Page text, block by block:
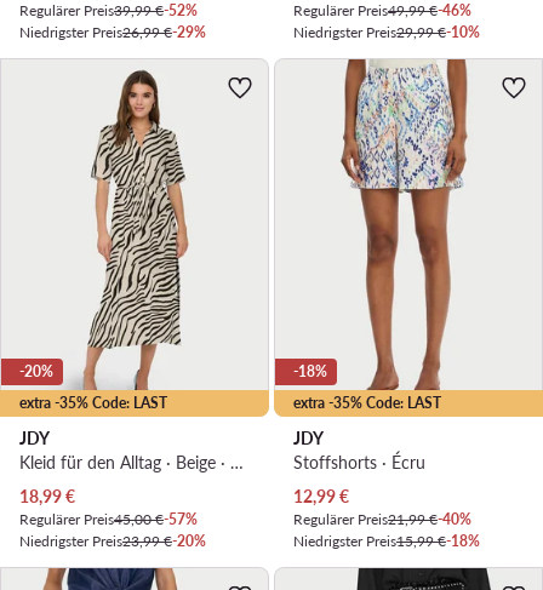
Regulärer Preis39,99 €-52%
Niedrigster Preis26,99 €-29%
Regulärer Preis49,99 €-46%
Niedrigster Preis29,99 €-10%
extra -35% Code: LAST
-20%
JDY
Kleid für den Alltag · Beige · Midi
Aktueller Preis
18,99€
Regulärer Preis45,00 €-57%
Niedrigster Preis23,99 €-20%
extra -35% Code: LAST
-18%
JDY
Stoffshorts · Écru
Aktueller Preis
12,99€
Regulärer Preis21,99 €-40%
Niedrigster Preis15,99 €-18%